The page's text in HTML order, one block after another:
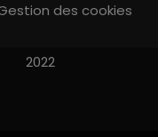
des cookies
2022